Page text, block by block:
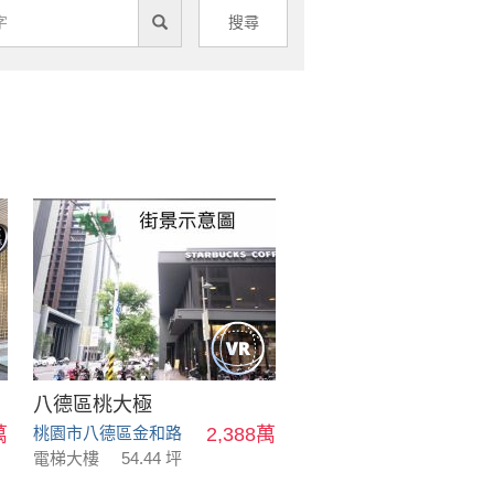
搜尋
八德區桃大極
桃園市八德區金和路 2,388萬
電梯大樓 54.44 坪